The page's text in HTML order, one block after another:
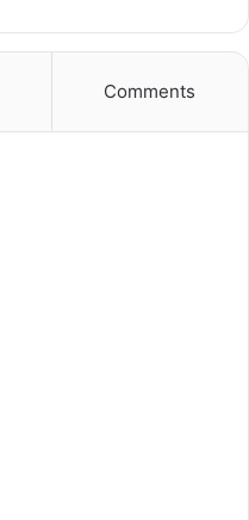
Comments